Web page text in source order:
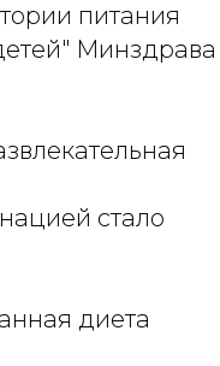
питания
Минздрава
стало
диета